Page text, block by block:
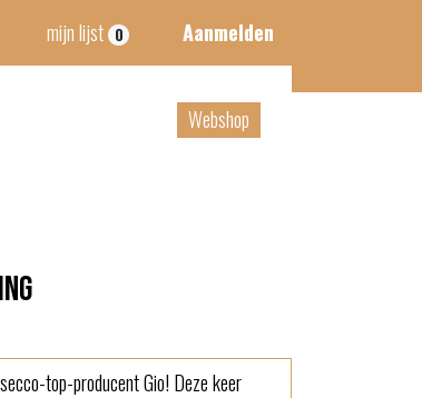
mijn lijst 0 Aanmelden
Webshop
top-producent Gio! Deze keer